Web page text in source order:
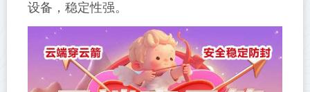
设备，稳定性强。